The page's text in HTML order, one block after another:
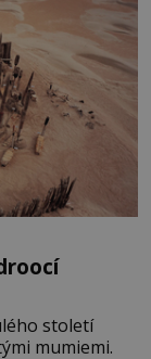
století
mumiemi.